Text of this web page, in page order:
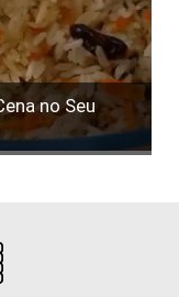
no Seu